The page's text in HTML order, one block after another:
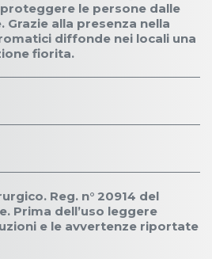
le persone dalle
Grazie alla presenza nella
diffonde nei locali una
fiorita.
Reg. n° 20914 del
Prima dell’uso leggere
e le avvertenze riportate